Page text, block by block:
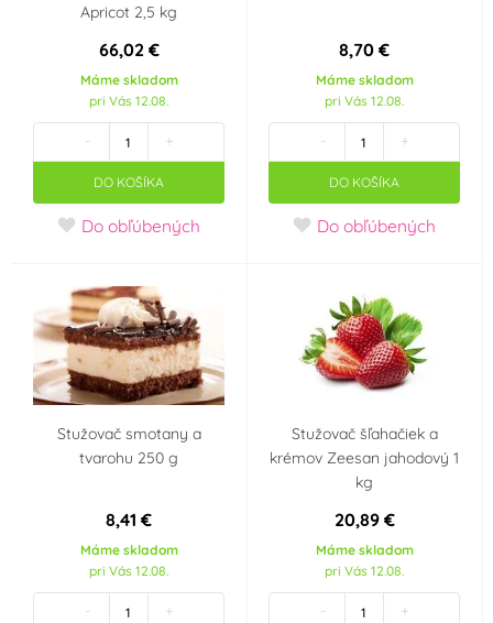
Apricot 2,5 kg
66,02 €
Máme skladom
pri Vás 12.08.
- +
DO KOŠÍKA
Do obľúbených
8,70 €
Máme skladom
pri Vás 12.08.
- +
DO KOŠÍKA
Do obľúbených
Stužovač smotany a
tvarohu 250 g
8,41 €
Máme skladom
pri Vás 12.08.
- +
Stužovač šľahačiek a
krémov Zeesan jahodový 1
kg
20,89 €
Máme skladom
pri Vás 12.08.
- +